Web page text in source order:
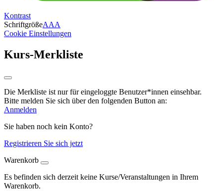
Kontrast
SchriftgrößeAAA
Cookie Einstellungen
Kurs-Merkliste
Die Merkliste ist nur für eingeloggte Benutzer*innen einsehbar.
Bitte melden Sie sich über den folgenden Button an:
Anmelden
Sie haben noch kein Konto?
Registrieren Sie sich jetzt
Warenkorb
Es befinden sich derzeit keine Kurse/Veranstaltungen in Ihrem
Warenkorb.